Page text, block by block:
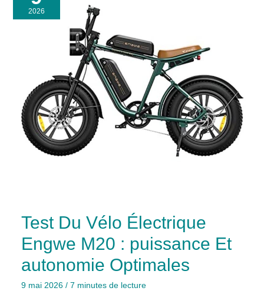
2026
Test Du Vélo Électrique
Engwe M20 : puissance Et
autonomie Optimales
9 mai 2026 / 7 minutes de lecture